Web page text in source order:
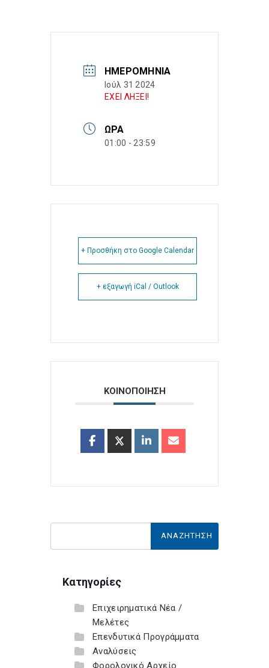
ΗΜΕΡΟΜΗΝΊΑ
Ιούλ 31 2024
ΕΧΕΙ ΛΗΞΕΙ!
ΏΡΑ
01:00 - 23:59
+ Προσθήκη στο Google Calendar
+ εξαγωγή iCal / Outlook
ΚΟΙΝΟΠΟΙΗΣΗ
Κατηγορίες
Επιχειρηματικά Νέα /
Μελέτες
Επενδυτικά Προγράμματα
Αναλύσεις
Φορολογικό Αρχείο